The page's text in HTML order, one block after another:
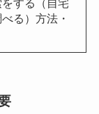
する（自宅
る）方法・